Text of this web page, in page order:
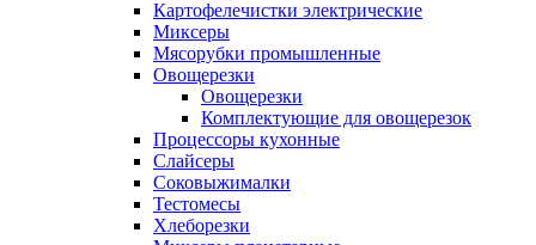
Картофелечистки электрические
Миксеры
Мясорубки промышленные
Овощерезки
Овощерезки
Комплектующие для овощерезок
Процессоры кухонные
Слайсеры
Соковыжималки
Тестомесы
Хлеборезки